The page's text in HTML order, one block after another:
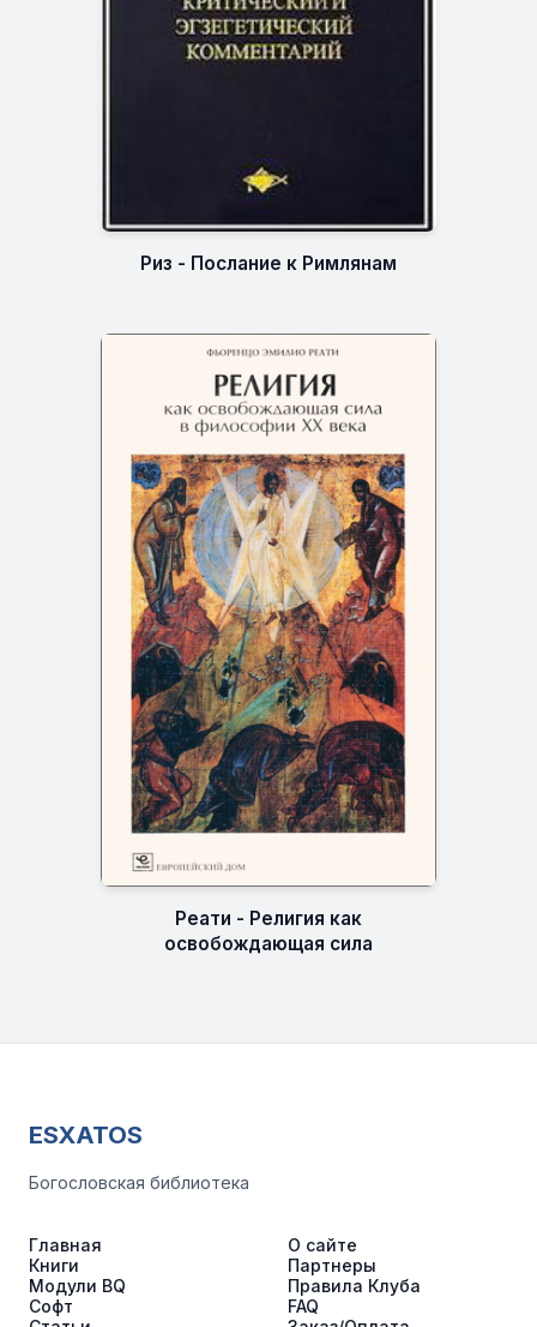
Риз - Послание к Римлянам
Реати - Религия как
освобождающая сила
ESXATOS
Богословская библиотека
Главная
Книги
Модули BQ
Софт
О сайте
Партнеры
Правила Клуба
FAQ